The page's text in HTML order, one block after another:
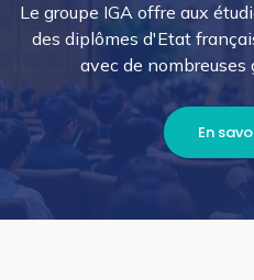
Le groupe IGA offre aux
des diplômes d'Etat
avec de
En